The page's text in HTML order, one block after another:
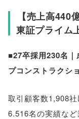
【売上高440
東証プライム
■27卒採用230名｜
プコンストラクシ
取引顧客数1,908
6.516名の実績な